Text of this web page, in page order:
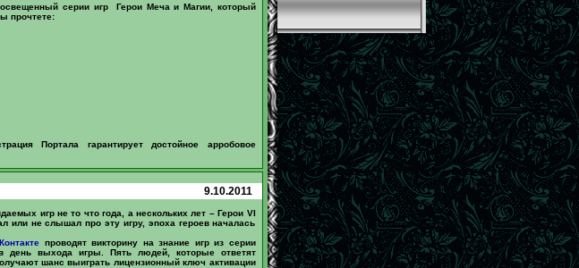
серии игр Герои Меча и Магии, который
прочтете:
Портала гарантирует достойное арробовое
9.10.2011
игр не то что года, а нескольких лет – Герои VI
или не слышал про эту игру, эпоха героев началась
проводят викторину на знание игр из серии
день выхода игры. Пять людей, которые ответят
шанс выиграть лицензионный ключ активации